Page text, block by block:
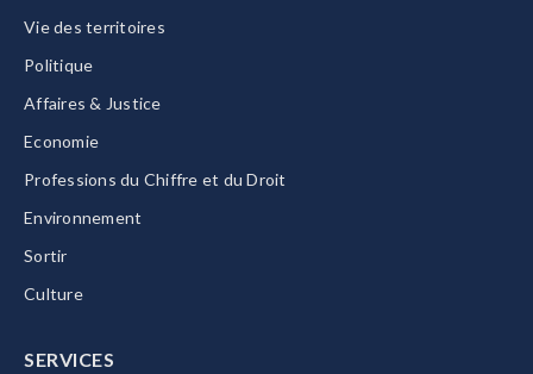
Vie des territoires
Politique
Affaires & Justice
Economie
Professions du Chiffre et du Droit
Environnement
Sortir
Culture
SERVICES